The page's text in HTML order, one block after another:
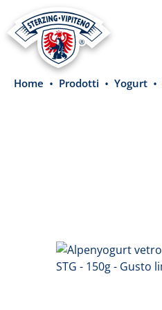
principale
Home Prodotti Yogurt